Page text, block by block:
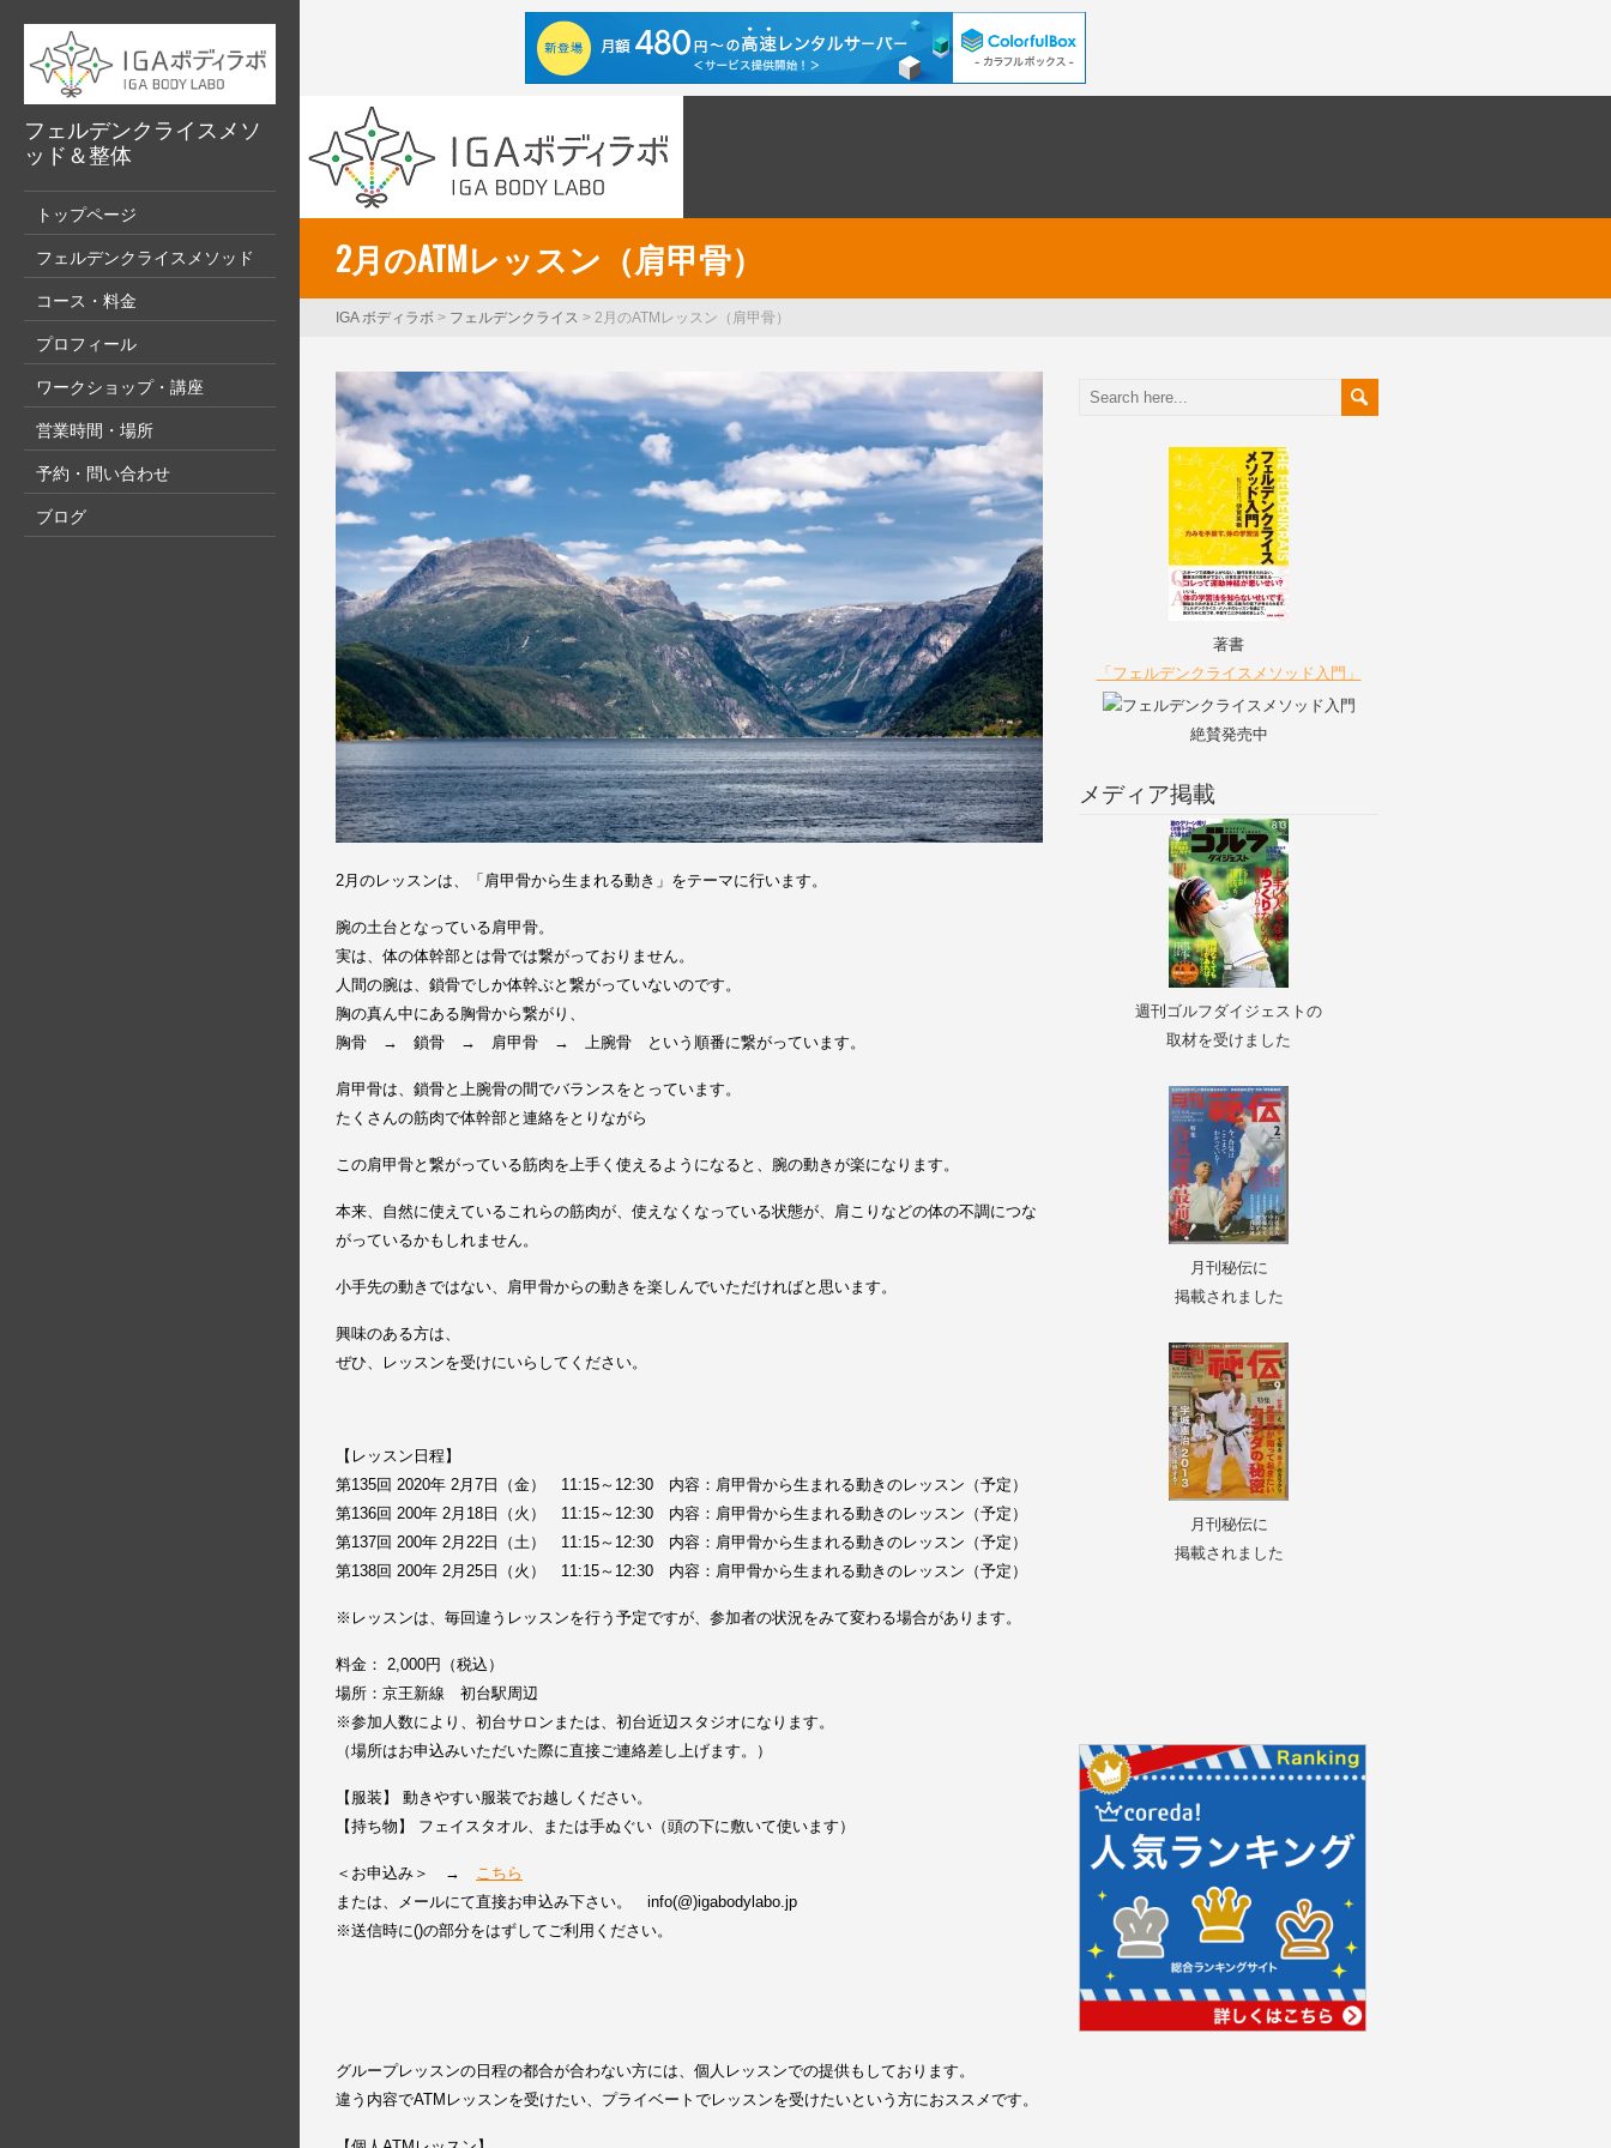
フェルデンクライスメソ
ッド＆整体
トップページ
フェルデンクライスメソッド
コース・料金
プロフィール
ワークショップ・講座
営業時間・場所
予約・問い合わせ
ブログ
2月のATMレッスン（肩甲骨）
IGA ボディラボ > フェルデンクライス > 2月のATMレッスン（肩甲骨）
2月のレッスンは、「肩甲骨から生まれる動き」をテーマに行います。
腕の土台となっている肩甲骨。
実は、体の体幹部とは骨では繋がっておりません。
人間の腕は、鎖骨でしか体幹ぶと繋がっていないのです。
胸の真ん中にある胸骨から繋がり、
胸骨 → 鎖骨 → 肩甲骨 → 上腕骨 という順番に繋がっています。
肩甲骨は、鎖骨と上腕骨の間でバランスをとっています。
たくさんの筋肉で体幹部と連絡をとりながら
この肩甲骨と繋がっている筋肉を上手く使えるようになると、腕の動きが楽になります。
本来、自然に使えているこれらの筋肉が、使えなくなっている状態が、肩こりなどの体の不調につな
がっているかもしれません。
小手先の動きではない、肩甲骨からの動きを楽しんでいただければと思います。
興味のある方は、
ぜひ、レッスンを受けにいらしてください。
【レッスン日程】
第135回 2020年 2月7日（金） 11:15～12:30 内容：肩甲骨から生まれる動きのレッスン（予定）
第136回 200年 2月18日（火） 11:15～12:30 内容：肩甲骨から生まれる動きのレッスン（予定）
第137回 200年 2月22日（土） 11:15～12:30 内容：肩甲骨から生まれる動きのレッスン（予定）
第138回 200年 2月25日（火） 11:15～12:30 内容：肩甲骨から生まれる動きのレッスン（予定）
※レッスンは、毎回違うレッスンを行う予定ですが、参加者の状況をみて変わる場合があります。
料金： 2,000円（税込）
場所：京王新線 初台駅周辺
※参加人数により、初台サロンまたは、初台近辺スタジオになります。
（場所はお申込みいただいた際に直接ご連絡差し上げます。）
【服装】 動きやすい服装でお越しください。
【持ち物】 フェイスタオル、または手ぬぐい（頭の下に敷いて使います）
＜お申込み＞ →
こちら
または、メールにて直接お申込み下さい。 info(@)igabodylabo.jp
※送信時に()の部分をはずしてご利用ください。
グループレッスンの日程の都合が合わない方には、個人レッスンでの提供もしております。
違う内容でATMレッスンを受けたい、プライベートでレッスンを受けたいという方におススメです。
著書
「フェルデンクライスメソッド入門」
絶賛発売中
メディア掲載
週刊ゴルフダイジェストの
取材を受けました
月刊秘伝に
掲載されました
月刊秘伝に
掲載されました